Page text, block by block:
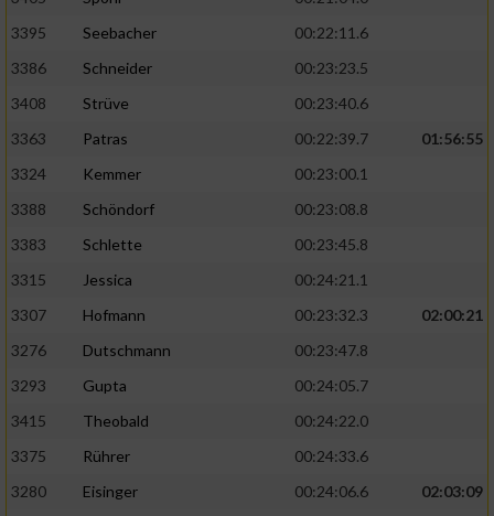
3395
Seebacher
00:22:11.6
3386
Schneider
00:23:23.5
3408
Strüve
00:23:40.6
3363
Patras 00:22:39.7
01:56:55
3324
Kemmer
00:23:00.1
3388
Schöndorf
00:23:08.8
3383
Schlette
00:23:45.8
3315
Jessica
00:24:21.1
3307
Hofmann 00:23:32.3
02:00:21
3276
Dutschmann
00:23:47.8
3293
Gupta
00:24:05.7
3415
Theobald
00:24:22.0
3375
Rührer
00:24:33.6
3280
Eisinger 00:24:06.6
02:03:09